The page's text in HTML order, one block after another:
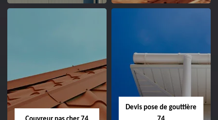
Devis pose de gouttière